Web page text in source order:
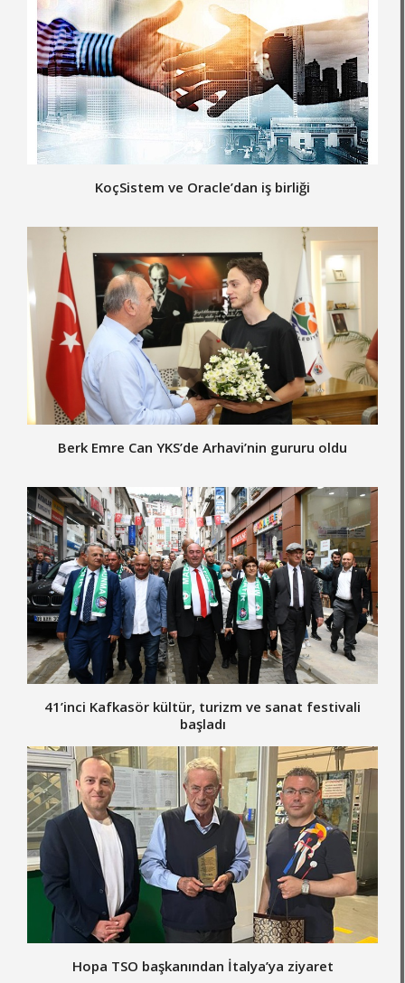
KoçSistem ve Oracle’dan iş birliği
Berk Emre Can YKS’de Arhavi’nin gururu oldu
41’inci Kafkasör kültür, turizm ve sanat festivali
başladı
Hopa TSO başkanından İtalya’ya ziyaret